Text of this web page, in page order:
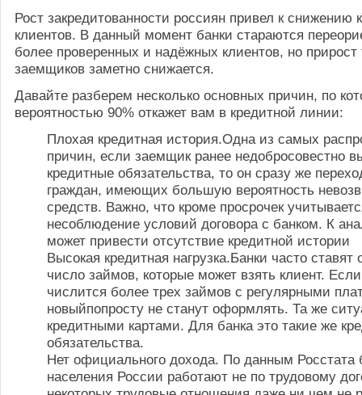
Рост закредитованности россиян привел к снижению
клиентов. В данный момент банки стараются
более проверенных и надёжных клиентов, но прирост
заемщиков заметно снижается.
Давайте разберем несколько основных причин, по
вероятностью 90% откажет вам в кредитной линии:
Плохая кредитная история.Одна из самых
причин, если заемщик ранее недобросовестно
кредитные обязательства, то он сразу же
граждан, имеющих большую вероятность
средств. Важно, что кроме просрочек
несоблюдение условий договора с банком. К
может привести отсутствие кредитной истории
Высокая кредитная нагрузка.Банки часто ставят
число займов, которые может взять клиент.
числится более трех займов с регулярными
новыйпопросту не станут оформлять. Та же
кредитными картами. Для банка это такие же
обязательства.
Нет официального дохода. По данным Росстата
населения России работают не по трудовому